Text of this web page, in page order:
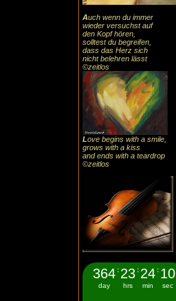
Auch wenn du immer
wieder versuchst auf
den Kopf hören,
solltest du begreifen,
dass das Herz sich
nicht belehren lässt
©zeitlos
Love begins with a smile,
grows with a kiss
and ends with a teardrop
©zeitlos
364
day
: 23
hrs
: 24
min
: 10
sec